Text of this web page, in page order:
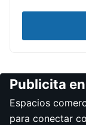
Publicita
Espacios
para conectar